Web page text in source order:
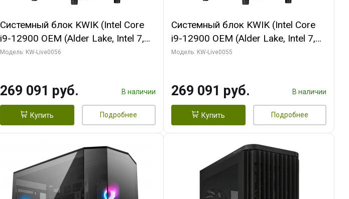
Системный блок KWIK (Intel Core
i9-12900 OEM (Alder Lake, Intel 7,
C16 8EC/8PC/T2/ 64 ГБ ОЗУ (2
ТБ SSD)
Модель: KW-Live0056
269 091 руб. В наличии
Купить Подробнее
Системный блок KWIK (Intel Core
i9-12900 OEM (Alder Lake, Intel 7,
C16 8EC/8PC/T2/ 64 ГБ ОЗУ (2
HDMI/ 1 ТБ SSD)
Модель: KW-Live0055
269 091 руб. В наличии
Купить Подробнее